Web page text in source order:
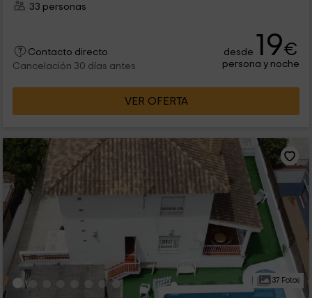
33 personas
Contacto directo
Cancelación 30 días antes
desde 19€
persona y noche
VER OFERTA
37 Fotos